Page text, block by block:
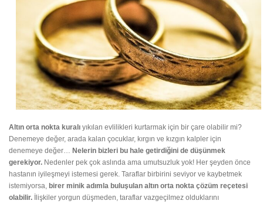
Altın orta nokta kuralı yıkılan evlilikleri kurtarmak için bir çare olabilir mi?
Denemeye değer, arada kalan çocuklar, kırgın ve kızgın kalpler için
denemeye değer… Nelerin bizleri bu hale getirdiğini de düşünmek
gerekiyor. Nedenler pek çok aslında ama umutsuzluk yok! Her şeyden önce
hastanın iyileşmeyi istemesi gerek. Taraflar birbirini seviyor ve kaybetmek
istemiyorsa, birer minik adımla buluşulan altın orta nokta çözüm reçetesi
olabilir. İlişkiler yorgun düşmeden, taraflar vazgeçilmez olduklarını